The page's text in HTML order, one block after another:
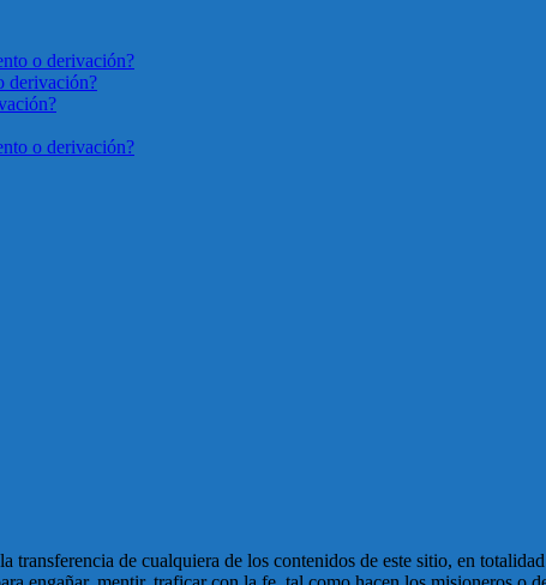
o derivación?
derivación?
o derivación?
de cualquiera de los contenidos de este sitio, en